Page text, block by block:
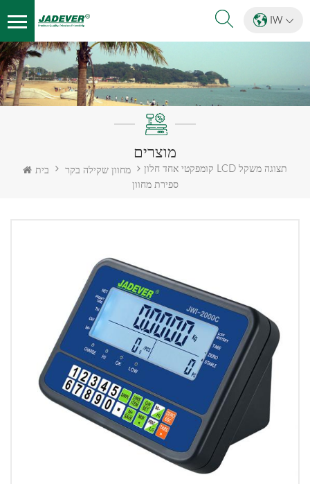
IW
מוצרים
בית מחוון שקילה בקר
קומפקטי אחד חלון LCD תצוגה משקל
ספירת מחוון